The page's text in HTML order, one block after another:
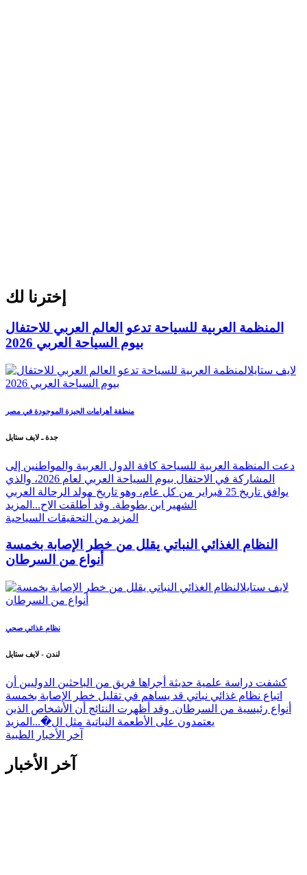
إخترنا لك
المنظمة العربية للسياحة تدعو العالم العربي للاحتفال
بيوم السياحة العربي 2026
منطقة أهرامات الجيزة الموجودة في مصر
جدة ـ لايف ستايل
دعت المنظمة العربية للسياحة كافة الدول العربية والمواطنين إلى
المشاركة في الاحتفال بيوم السياحة العربي لعام 2026، والذي
يوافق تاريخ 25 فبراير من كل عام، وهو تاريخ مولد الرحالة العربي
الشهير ابن بطوطة. وقد أُطلقت الاح... المزيد
المزيد من التحقيقات السياحية
النظام الغذائي النباتي يقلل من خطر الإصابة بخمسة
أنواع من السرطان
نظام غذائي صحي
لندن - لايف ستايل
كشفت دراسة علمية حديثة أجراها فريق من الباحثين الدوليين أن
اتباع نظام غذائي نباتي قد يساهم في تقليل خطر الإصابة بخمسة
أنواع رئيسية من السرطان. وقد أظهرت النتائج أن الأشخاص الذين
يعتمدون على الأطعمة النباتية مثل ال�... المزيد
آخر الأخبار الطبية
آخر الأخبار